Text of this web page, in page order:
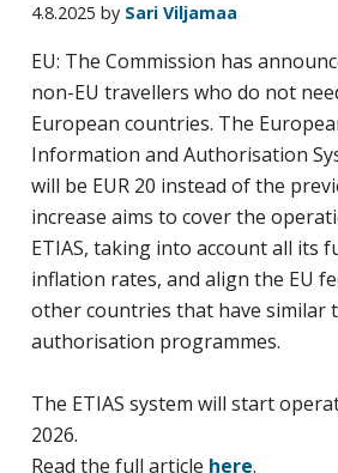
elinkeinokseen
tarjoavien
yritysten
järjestö,
jonka
tehtävä
on
edistää
hyvää
kustannus­
matka-
ja
kokoushallintoa.
4.8.2025 by Sari Viljamaa
EU: The Commission has
non-EU travellers who do not
European countries. The
Information and Authorisation
will be EUR 20 instead of the
increase aims to cover the
ETIAS, taking into account all its
inflation rates, and align the EU
other countries that have similar
authorisation programmes.
The ETIAS system will start
2026.
Read the full article here.